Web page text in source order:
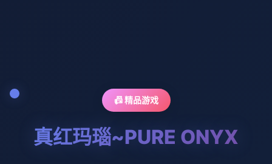
📠 精品游戏
真红玛瑙~PURE ONYX